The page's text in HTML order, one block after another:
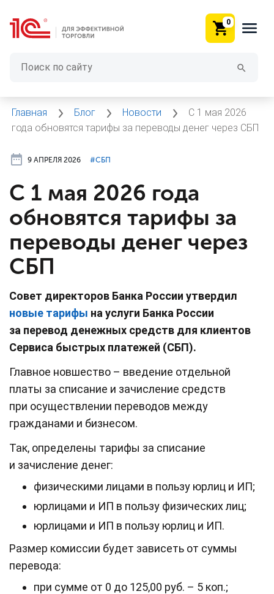
0
Главная Блог Новости
С 1 мая 2026
года обновятся тарифы за переводы денег через СБП
9 АПРЕЛЯ 2026 #⁣СБП
С 1 мая 2026 года
обновятся тарифы за
переводы денег через
СБП
Совет директоров Банка России утвердил
новые тарифы на услуги Банка России
за перевод денежных средств для клиентов
Сервиса быстрых платежей (СБП).
Главное новшество – введение отдельной
платы за списание и зачисление средств
при осуществлении переводов между
гражданами и бизнесом.
Так, определены тарифы за списание
и зачисление денег:
физическими лицами в пользу юрлиц и ИП;
юрлицами и ИП в пользу физических лиц;
юрлицами и ИП в пользу юрлиц и ИП.
Размер комиссии будет зависеть от суммы
перевода:
при сумме от 0 до 125,00 руб. – 5 коп.;